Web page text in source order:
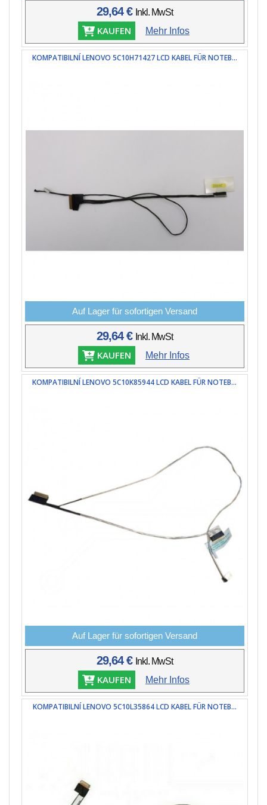
29,64 € Inkl. MwSt
KAUFEN Mehr Infos
KOMPATIBILNÍ LENOVO 5C10H71427 LCD KABEL FÜR NOTEB...
Auf Lager für sofortigen Versand
29,64 € Inkl. MwSt
KAUFEN Mehr Infos
KOMPATIBILNÍ LENOVO 5C10K85944 LCD KABEL FÜR NOTEB...
Auf Lager für sofortigen Versand
29,64 € Inkl. MwSt
KAUFEN Mehr Infos
KOMPATIBILNÍ LENOVO 5C10L35864 LCD KABEL FÜR NOTEB...